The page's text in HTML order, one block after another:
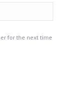
for the next time